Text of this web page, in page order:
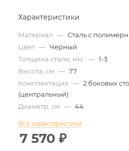
Характеристики
Материал — Сталь с
Цвет — Черный
Толщина стали, мм.
— 1-3
Высота, см — 77
Комплектация — 2 боковых
(центральный)
Диаметр, см — 44
Все характеристики
7 570 ₽